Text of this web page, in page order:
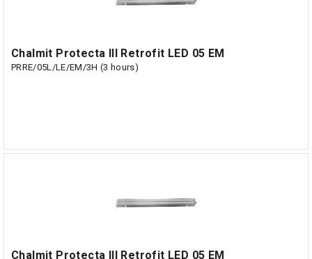
Chalmit Protecta III Retrofit LED 05 EM
PRRE/05L/LE/EM/3H (3 hours)
Chalmit Protecta III Retrofit LED 05 EM